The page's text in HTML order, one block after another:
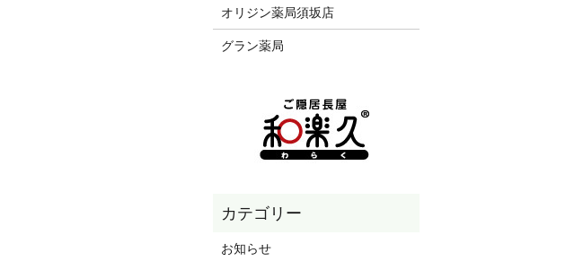
オリジン薬局須坂店
グラン薬局
お知らせ